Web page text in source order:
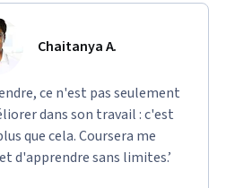
Chaitanya A.
ce n'est pas seulement
dans son travail : c'est
que cela. Coursera me
d'apprendre sans limites.’